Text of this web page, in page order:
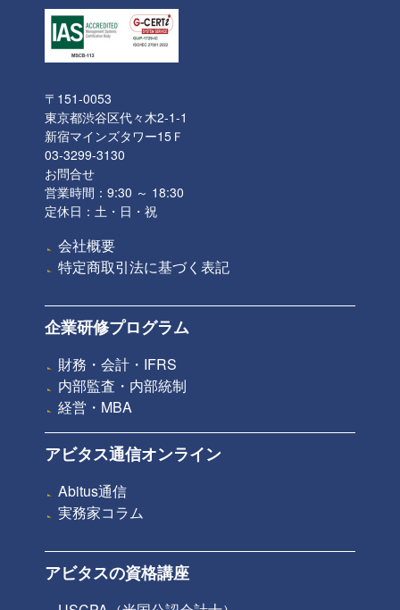
〒151-0053
東京都渋谷区代々木2-1-1
新宿マインズタワー15Ｆ
03-3299-3130
お問合せ
営業時間：9:30 ～ 18:30
定休日：土・日・祝
会社概要
特定商取引法に基づく表記
企業研修プログラム
財務・会計・IFRS
内部監査・内部統制
経営・MBA
アビタス通信オンライン
Abitus通信
実務家コラム
アビタスの資格講座